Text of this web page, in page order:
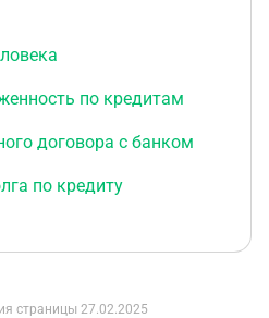
по кредитам
договора с банком
по кредиту
страницы 27.02.2025